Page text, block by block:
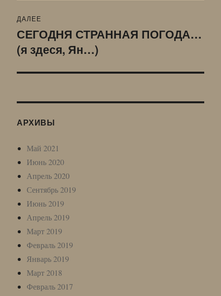
ДАЛЕЕ
Следующая
запись:
СЕГОДНЯ СТРАННАЯ ПОГОДА…
(я здеся, Ян…)
АРХИВЫ
Май 2021
Июнь 2020
Апрель 2020
Сентябрь 2019
Июнь 2019
Апрель 2019
Март 2019
Февраль 2019
Январь 2019
Март 2018
Февраль 2017